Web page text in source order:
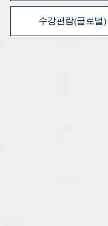
수강편람(글로벌)